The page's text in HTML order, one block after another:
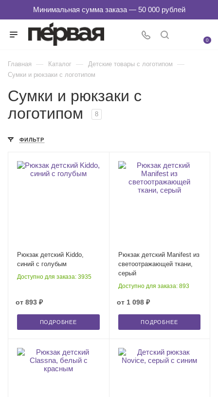
0
Главная — Каталог — Детские товары с логотипом —
Сумки и рюкзаки с логотипом
Сумки и рюкзаки с
логотипом
8
ФИЛЬТР
Рюкзак детский Kiddo,
синий с голубым
Доступно для заказа: 3935
от 893 ₽
ПОДРОБНЕЕ
Рюкзак детский Manifest из
светоотражающей ткани,
серый
Доступно для заказа: 893
от 1 098 ₽
ПОДРОБНЕЕ